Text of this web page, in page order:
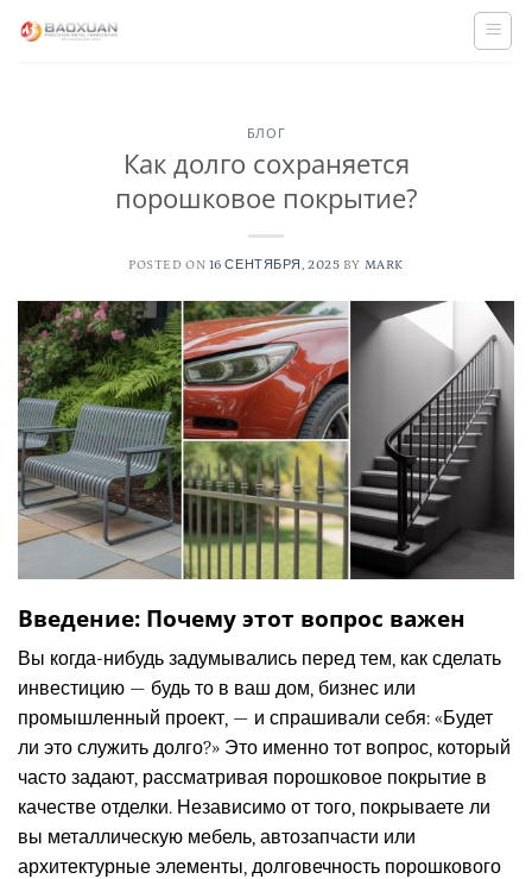
БЛОГ
Как долго сохраняется
порошковое покрытие?
POSTED ON 16 СЕНТЯБРЯ, 2025 BY MARK
Введение: Почему этот вопрос важен
Вы когда-нибудь задумывались перед тем, как сделать
инвестицию — будь то в ваш дом, бизнес или
промышленный проект, — и спрашивали себя: «Будет
ли это служить долго?» Это именно тот вопрос, который
часто задают, рассматривая порошковое покрытие в
качестве отделки. Независимо от того, покрываете ли
вы металлическую мебель, автозапчасти или
архитектурные элементы, долговечность порошкового